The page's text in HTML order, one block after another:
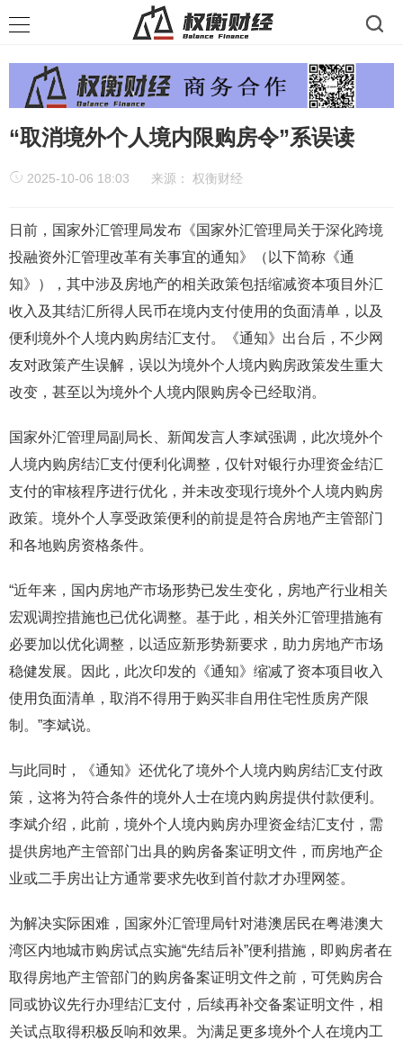
“取消境外个人境内限购房令”系误读
2025-10-06 18:03 来源： 权衡财经
日前，国家外汇管理局发布《国家外汇管理局关于深化跨境
投融资外汇管理改革有关事宜的通知》（以下简称《通
知》），其中涉及房地产的相关政策包括缩减资本项目外汇
收入及其结汇所得人民币在境内支付使用的负面清单，以及
便利境外个人境内购房结汇支付。《通知》出台后，不少网
友对政策产生误解，误以为境外个人境内购房政策发生重大
改变，甚至以为境外个人境内限购房令已经取消。
国家外汇管理局副局长、新闻发言人李斌强调，此次境外个
人境内购房结汇支付便利化调整，仅针对银行办理资金结汇
支付的审核程序进行优化，并未改变现行境外个人境内购房
政策。境外个人享受政策便利的前提是符合房地产主管部门
和各地购房资格条件。
“近年来，国内房地产市场形势已发生变化，房地产行业相关
宏观调控措施也已优化调整。基于此，相关外汇管理措施有
必要加以优化调整，以适应新形势新要求，助力房地产市场
稳健发展。因此，此次印发的《通知》缩减了资本项目收入
使用负面清单，取消不得用于购买非自用住宅性质房产限
制。”李斌说。
与此同时，《通知》还优化了境外个人境内购房结汇支付政
策，这将为符合条件的境外人士在境内购房提供付款便利。
李斌介绍，此前，境外个人境内购房办理资金结汇支付，需
提供房地产主管部门出具的购房备案证明文件，而房地产企
业或二手房出让方通常要求先收到首付款才办理网签。
为解决实际困难，国家外汇管理局针对港澳居民在粤港澳大
湾区内地城市购房试点实施“先结后补”便利措施，即购房者在
取得房地产主管部门的购房备案证明文件之前，可凭购房合
同或协议先行办理结汇支付，后续再补交备案证明文件，相
关试点取得积极反响和效果。为满足更多境外个人在境内工